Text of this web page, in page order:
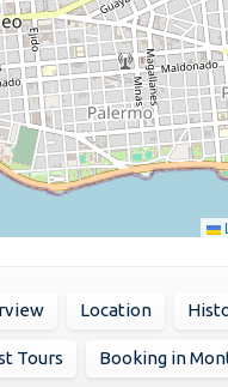
Location
Tours Booking in